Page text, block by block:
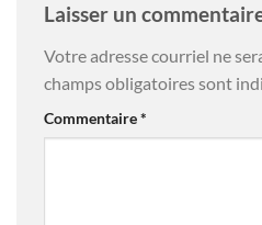
Laisser un
Votre adresse courriel ne
champs obligatoires sont
Commentaire*